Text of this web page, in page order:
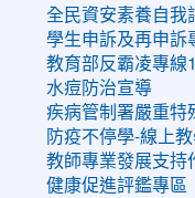
全民資安素養自我
學生申訴及再申訴
教育部反霸凌專線
水痘防治宣導
疾病管制署嚴重特
防疫不停學-線上
教師專業發展支持
健康促進評鑑專區